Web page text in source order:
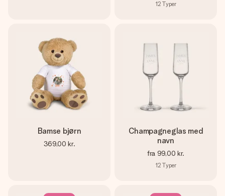
12 Typer
Bamse bjørn
369,00 kr.
Champagneglas med
navn
fra 99,00 kr.
12 Typer